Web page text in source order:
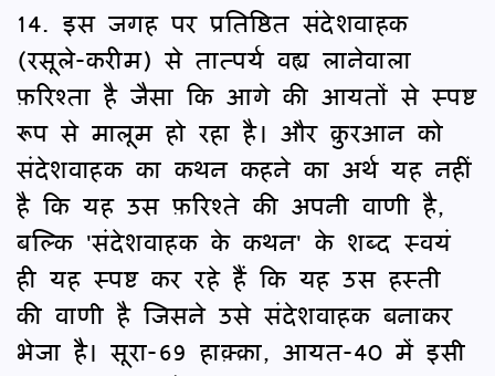
14. इस जगह पर प्रतिष्ठित संदेशवाहक
(रसूले-करीम) से तात्पर्य वह्य लानेवाला
फ़रिश्ता है जैसा कि आगे की आयतों से स्पष्ट
रूप से मालूम हो रहा है। और क़ुरआन को
संदेशवाहक का कथन कहने का अर्थ यह नहीं
है कि यह उस फ़रिश्ते की अपनी वाणी है,
बल्कि 'संदेशवाहक के कथन' के शब्द स्वयं
ही यह स्पष्ट कर रहे हैं कि यह उस हस्ती
की वाणी है जिसने उसे संदेशवाहक बनाकर
भेजा है। सूरा-69 हाक़्क़ा, आयत-40 में इसी